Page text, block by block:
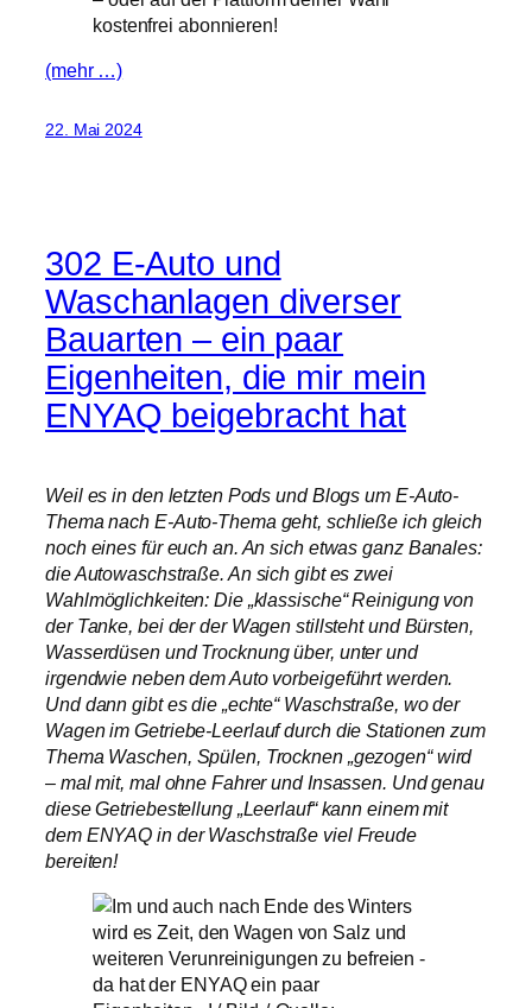
kostenfrei abonnieren!
(mehr …)
22. Mai 2024
302 E-Auto und
Waschanlagen diverser
Bauarten – ein paar
Eigenheiten, die mir mein
ENYAQ beigebracht hat
Weil es in den letzten Pods und Blogs um E-Auto-
Thema nach E-Auto-Thema geht, schließe ich gleich
noch eines für euch an. An sich etwas ganz Banales:
die Autowaschstraße. An sich gibt es zwei
Wahlmöglichkeiten: Die „klassische“ Reinigung von
der Tanke, bei der der Wagen stillsteht und Bürsten,
Wasserdüsen und Trocknung über, unter und
irgendwie neben dem Auto vorbeigeführt werden.
Und dann gibt es die „echte“ Waschstraße, wo der
Wagen im Getriebe-Leerlauf durch die Stationen zum
Thema Waschen, Spülen, Trocknen „gezogen“ wird
– mal mit, mal ohne Fahrer und Insassen. Und genau
diese Getriebestellung „Leerlauf“ kann einem mit
dem ENYAQ in der Waschstraße viel Freude
bereiten!